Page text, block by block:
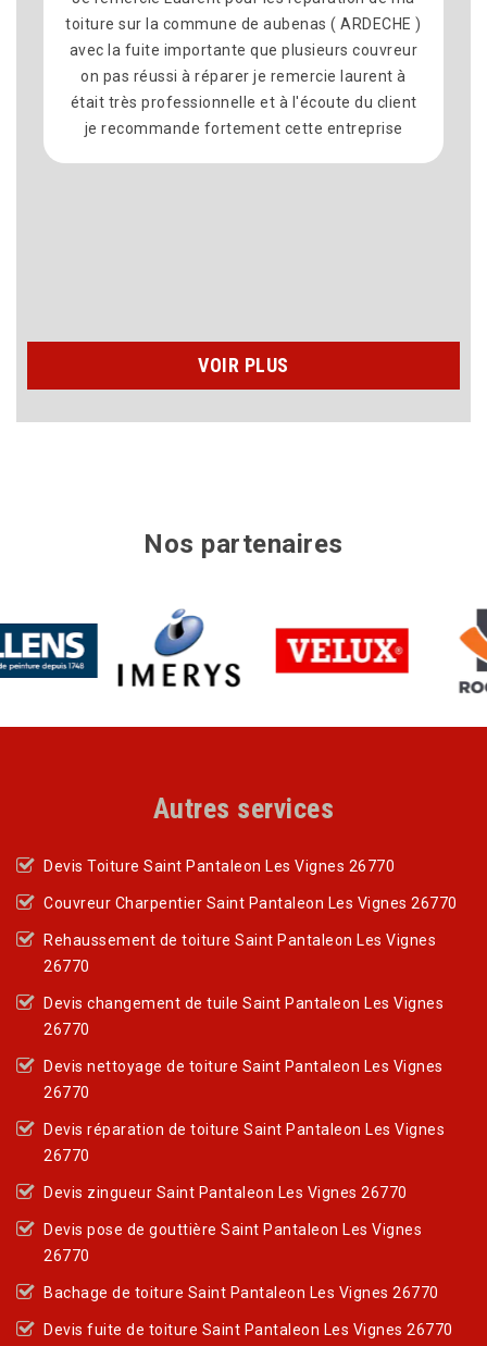
( ARDECHE )
couvreur
laurent à
du client
entreprise
26 pour des travaux de couverture
professionnel et très sérieux et
les délais tenu et l’artisan à l’écoute
je recommander fortement cette
surtout avec des prix très attractif
à laurent et son équipe pour les
VOIR PLUS
Nos partenaires
Autres services
Devis Toiture Saint Pantaleon Les Vignes 26770
Couvreur Charpentier Saint Pantaleon Les Vignes 26770
Rehaussement de toiture Saint Pantaleon Les Vignes
26770
Devis changement de tuile Saint Pantaleon Les Vignes
26770
Devis nettoyage de toiture Saint Pantaleon Les Vignes
26770
Devis réparation de toiture Saint Pantaleon Les Vignes
26770
Devis zingueur Saint Pantaleon Les Vignes 26770
Devis pose de gouttière Saint Pantaleon Les Vignes
26770
Bachage de toiture Saint Pantaleon Les Vignes 26770
Devis fuite de toiture Saint Pantaleon Les Vignes 26770